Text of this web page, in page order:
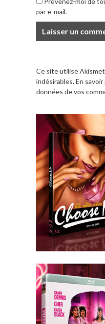
par e-mail.
Ce site utilise
indésirables.En
données de vos